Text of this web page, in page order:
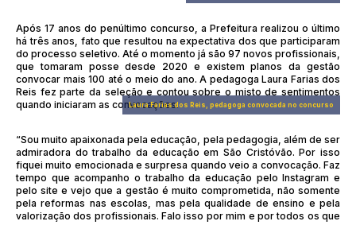
Após 17 anos do penúltimo concurso, a Prefeitura realizou o último
há três anos, fato que resultou na expectativa dos que participaram
do processo seletivo. Até o momento já são 97 novos profissionais,
que tomaram posse desde 2020 e existem planos da gestão
convocar mais 100 até o meio do ano. A pedagoga Laura Farias dos
Reis fez parte da seleção e contou sobre o misto de sentimentos
quando iniciaram as convocações.Laura Farias dos Reis, pedagoga convocada no concurso
“Sou muito apaixonada pela educação, pela pedagogia, além de ser
admiradora do trabalho da educação em São Cristóvão. Por isso
fiquei muito emocionada e surpresa quando veio a convocação. Faz
tempo que acompanho o trabalho da educação pelo Instagram e
pelo site e vejo que a gestão é muito comprometida, não somente
pela reformas nas escolas, mas pela qualidade de ensino e pela
valorização dos profissionais. Falo isso por mim e por todos os que